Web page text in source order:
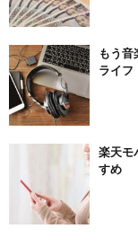
もう
ライフ
楽天モ
すめ